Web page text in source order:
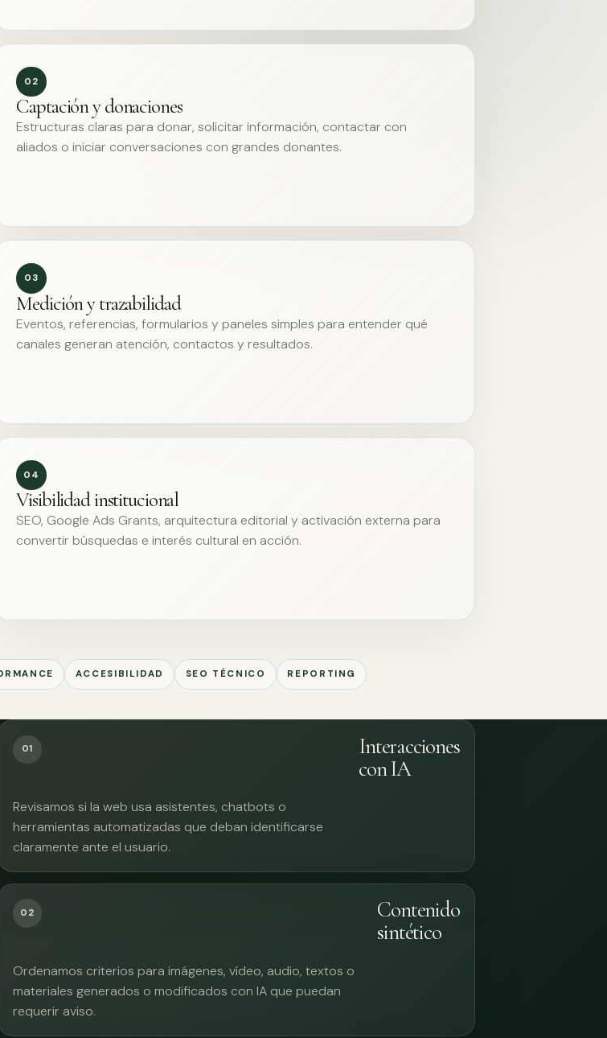
02
Captación y donaciones
Estructuras claras para donar, solicitar información, contactar con
aliados o iniciar conversaciones con grandes donantes.
03
Medición y trazabilidad
Eventos, referencias, formularios y paneles simples para entender qué
canales generan atención, contactos y resultados.
04
Visibilidad institucional
SEO, Google Ads Grants, arquitectura editorial y activación externa para
convertir búsquedas e interés cultural en acción.
ACCESIBILIDAD SEO TÉCNICO REPORTING
01
Interacciones
con IA
Revisamos si la web usa asistentes, chatbots o
herramientas automatizadas que deban identificarse
claramente ante el usuario.
02
Contenido
sintético
Ordenamos criterios para imágenes, vídeo, audio, textos o
materiales generados o modificados con IA que puedan
requerir aviso.